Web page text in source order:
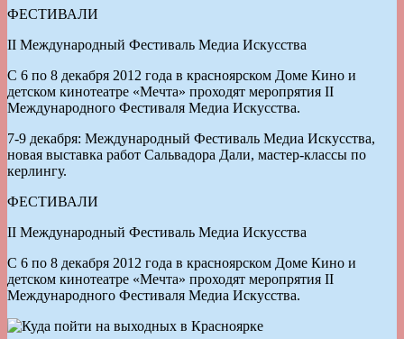
ФЕСТИВАЛИ
II Международный Фестиваль Медиа Искусства
С 6 по 8 декабря 2012 года в красноярском Доме Кино и
детском кинотеатре «Мечта» проходят меропрятия II
Международного Фестиваля Медиа Искусства.
7-9 декабря: Международный Фестиваль Медиа Искусства,
новая выставка работ Сальвадора Дали, мастер-классы по
керлингу.
ФЕСТИВАЛИ
II Международный Фестиваль Медиа Искусства
С 6 по 8 декабря 2012 года в красноярском Доме Кино и
детском кинотеатре «Мечта» проходят меропрятия II
Международного Фестиваля Медиа Искусства.